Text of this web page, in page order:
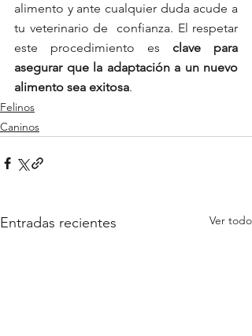
alimento y ante cualquier duda acude a
tu veterinario de  confianza. El respetar
este procedimiento es clave para
asegurar que la adaptación a un nuevo
alimento sea exitosa.
Felinos
Caninos
Entradas recientes Ver todo